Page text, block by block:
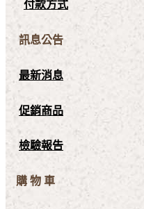
付款方式
訊息公告
最新消息
促銷商品
檢驗報告
購 物 車